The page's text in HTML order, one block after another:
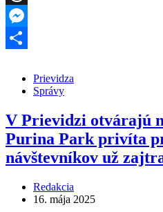
Threads
Messenger
Prievidza
Správy
V Prievidzi otvárajú
Purina Park privíta
návštevníkov už
Redakcia
16. mája 2025